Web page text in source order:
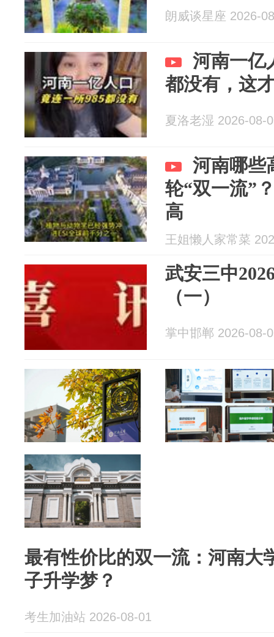
朗威谈星座 2026-
河南一亿
都没有，这
夏洛老湿 2026-08-
河南哪些
轮“双一流”
高
王姐懒人家常菜
武安三中
（一）
掌中邯郸 2026-08-
最有性价比的双一流：河南大
子升学梦？
考生加油站 2026-08-01